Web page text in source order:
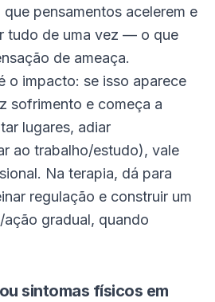
pensamentos acelerem e
tudo de uma vez — o que
de ameaça.
o impacto: se isso aparece
sofrimento e começa a
lugares, adiar
ao trabalho/estudo), vale
Na terapia, dá para
regulação e construir um
gradual, quando
sintomas físicos em